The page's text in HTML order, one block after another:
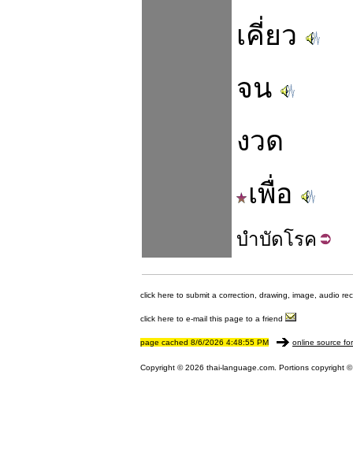
เคี่ยว
จน
งวด
เพื่อ
บำบัดโรค
click here to submit a correction, drawing, image, audio
click here to e-mail this page to a friend
page cached 8/6/2026 4:48:55 PM online source
Copyright © 2026 thai-language.com. Portions copyright